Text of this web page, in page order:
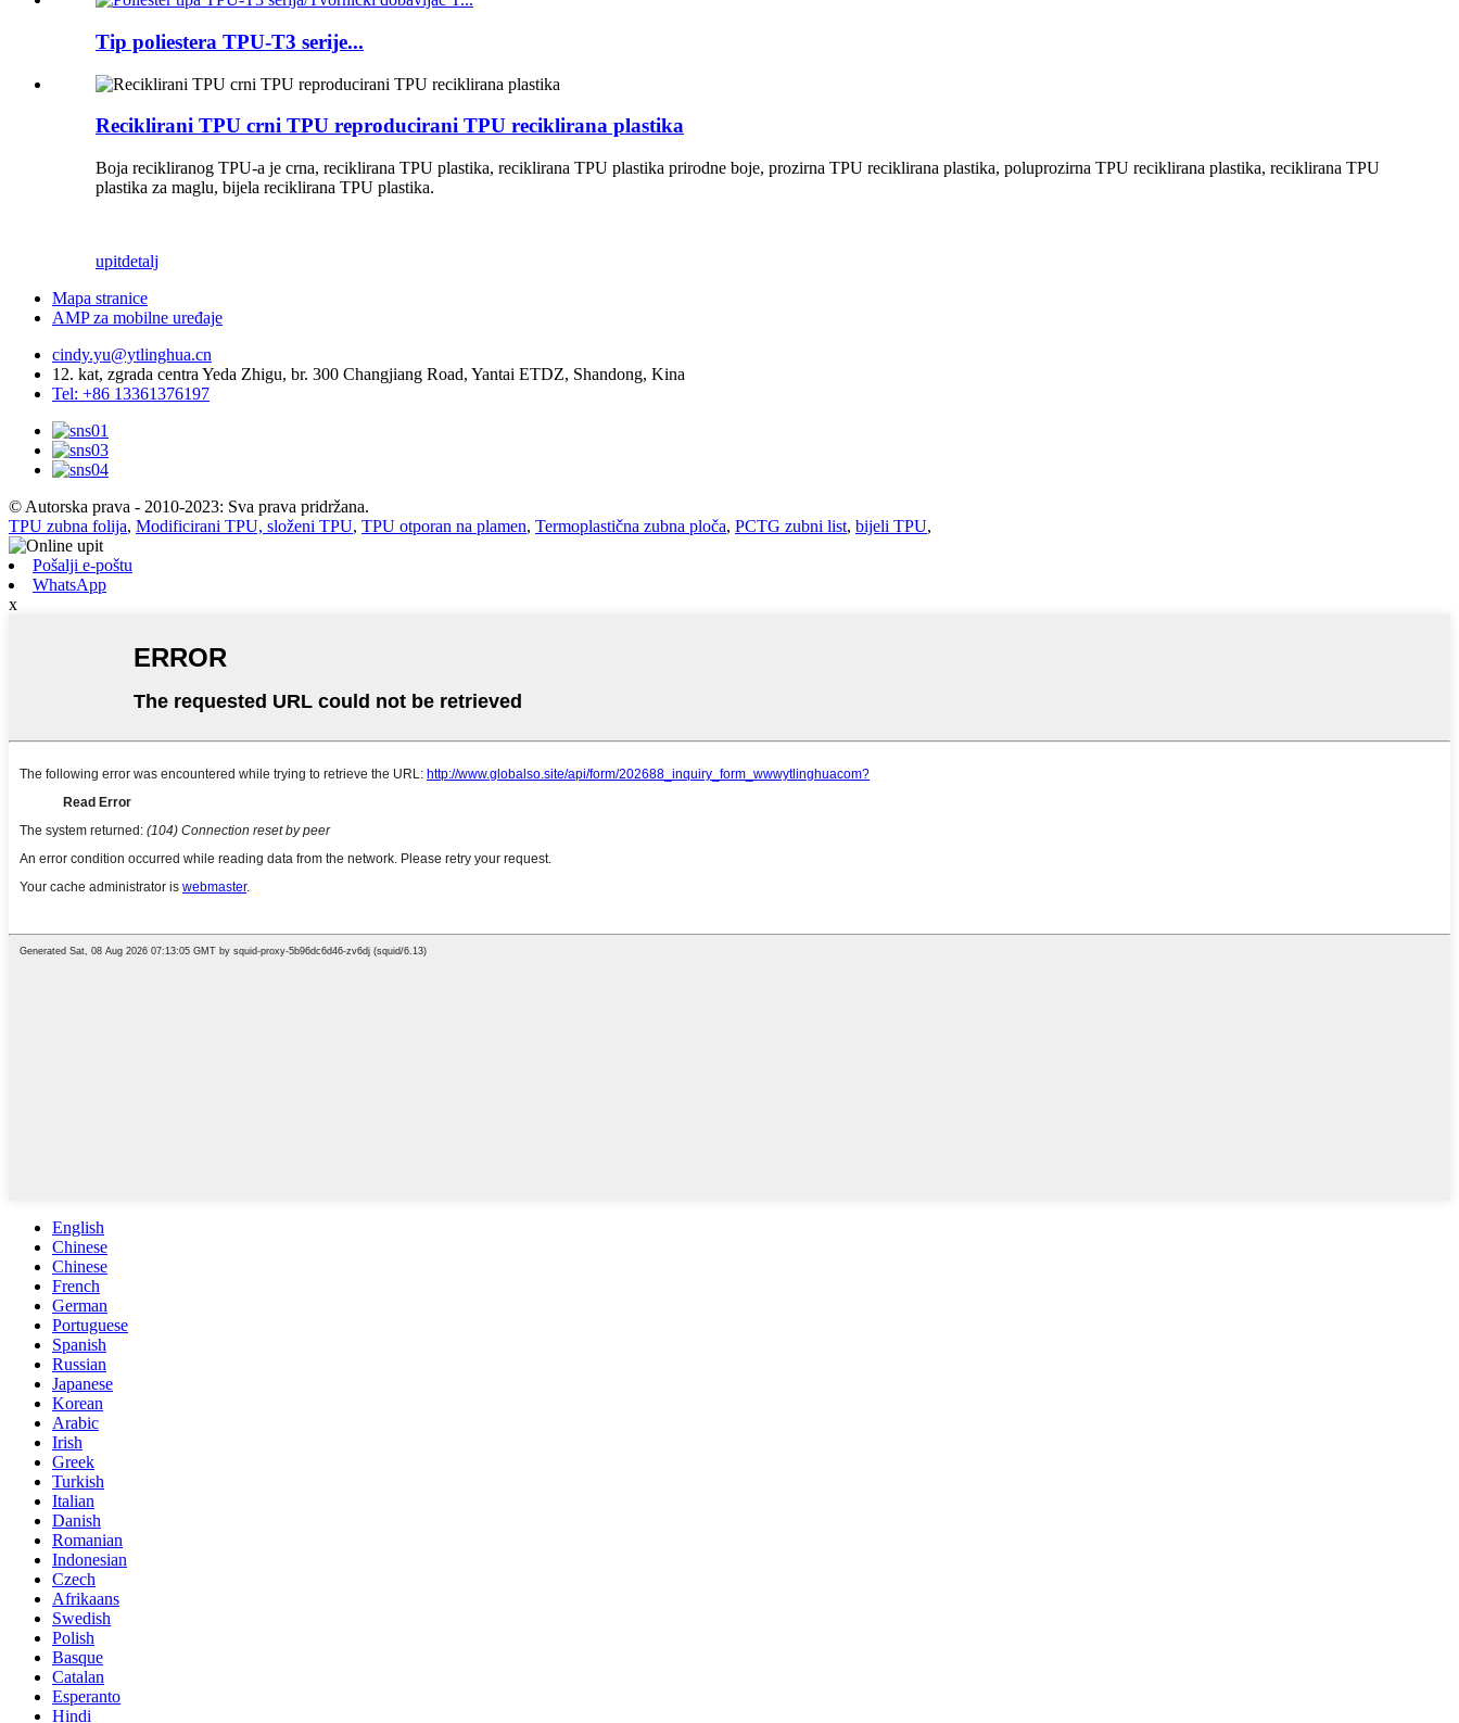
Tip poliestera TPU-T3 serije...
Reciklirani TPU crni TPU reproducirani TPU reciklirana plastika
Boja recikliranog TPU-a je crna, reciklirana TPU plastika, reciklirana TPU plastika prirodne boje, prozirna TPU reciklirana plastika, poluprozirna TPU reciklirana plastika, reciklirana TPU
plastika za maglu, bijela reciklirana TPU plastika.
upitdetalj
Mapa stranice
AMP za mobilne uređaje
cindy.yu@ytlinghua.cn
12. kat, zgrada centra Yeda Zhigu, br. 300 Changjiang Road, Yantai ETDZ, Shandong, Kina
Tel: +86 13361376197
© Autorska prava - 2010-2023: Sva prava pridržana.
TPU zubna folija, Modificirani TPU, složeni TPU, TPU otporan na plamen, Termoplastična zubna ploča, PCTG zubni list, bijeli TPU,
Pošalji e-poštu
WhatsApp
x
English
Chinese
Chinese
French
German
Portuguese
Spanish
Russian
Japanese
Korean
Arabic
Irish
Greek
Turkish
Italian
Danish
Romanian
Indonesian
Czech
Afrikaans
Swedish
Polish
Basque
Catalan
Esperanto
Hindi